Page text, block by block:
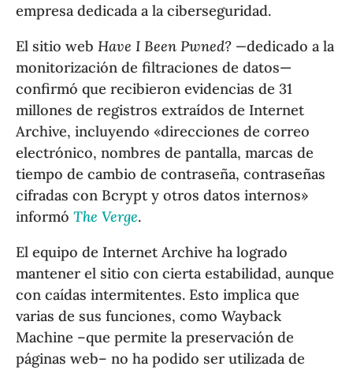
empresa dedicada a la ciberseguridad.
El sitio webHave I Been Pwned? —dedicado a la
monitorización de filtraciones de datos—
confirmó que recibieron evidencias de 31
millones de registros extraídos de Internet
Archive, incluyendo «direcciones de correo
electrónico, nombres de pantalla, marcas de
tiempo de cambio de contraseña, contraseñas
cifradas con Bcrypt y otros datos internos»
informóThe Verge.
El equipo de Internet Archive ha logrado
mantener el sitio con cierta estabilidad, aunque
con caídas intermitentes. Esto implica que
varias de sus funciones, como Wayback
Machine –que permite la preservación de
páginas web– no ha podido ser utilizada de